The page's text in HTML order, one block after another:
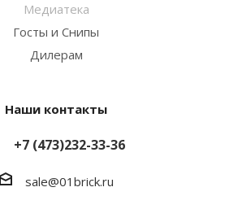
Медиатека
Госты и Снипы
Дилерам
Наши контакты
+7 (473)232-33-36
sale@01brick.ru